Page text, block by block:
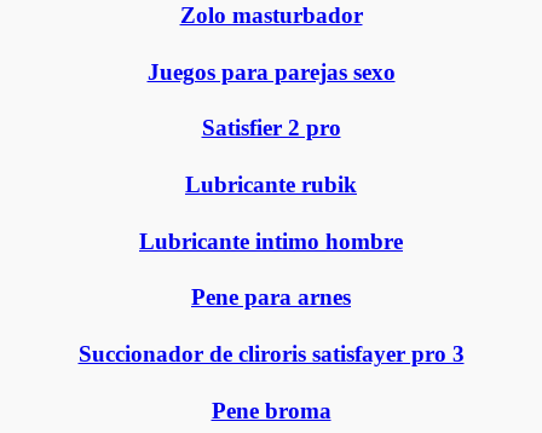
Zolo masturbador
Juegos para parejas sexo
Satisfier 2 pro
Lubricante rubik
Lubricante intimo hombre
Pene para arnes
Succionador de cliroris satisfayer pro 3
Pene broma